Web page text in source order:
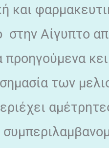
και
στην Αίγυπτο
προηγούμενα
των